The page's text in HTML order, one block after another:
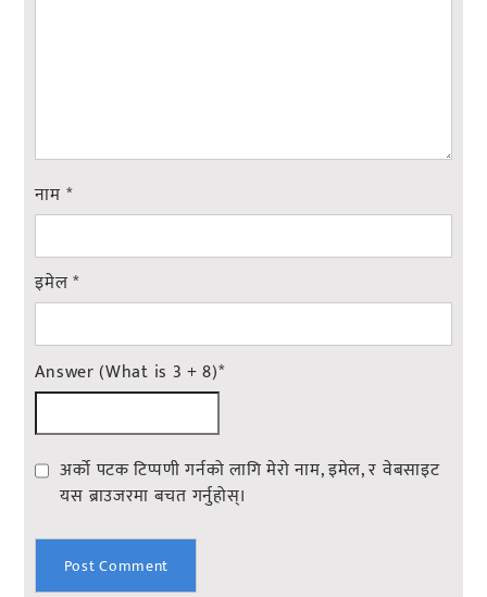
नाम *
इमेल*
Answer (What is 3 + 8)*
अर्को पटक टिप्पणी गर्नको लागि मेरो नाम, इमेल, र वेबसाइट
यस ब्राउजरमा बचत गर्नुहोस्।